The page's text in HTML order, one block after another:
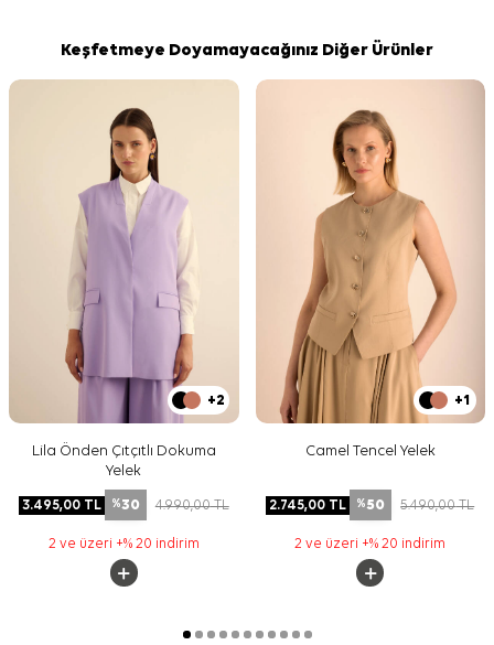
Keşfetmeye Doyamayacağınız Diğer Ürünler
+2
Lila Önden Çıtçıtlı Dokuma
Yelek
3.495,00TL %30 4.990,00TL
2 ve üzeri +% 20 indirim
+1
Camel Tencel Yelek
2.745,00 TL %50 5.490,00TL
2 ve üzeri +% 20 indirim